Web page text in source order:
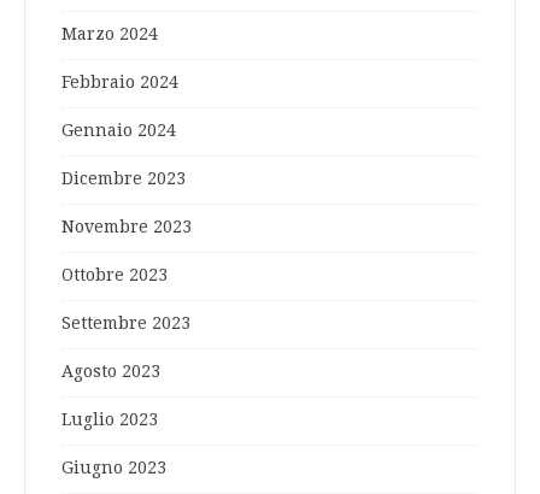
Marzo 2024
Febbraio 2024
Gennaio 2024
Dicembre 2023
Novembre 2023
Ottobre 2023
Settembre 2023
Agosto 2023
Luglio 2023
Giugno 2023